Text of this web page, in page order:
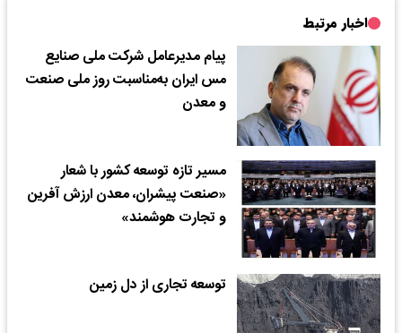
اخبار مرتبط
پیام مدیرعامل شرکت ملی صنایع
مس ایران به‌مناسبت روز ملی صنعت
و معدن
مسیر تازه توسعه کشور با شعار
«صنعت پیشران، معدن ارزش آفرین
و تجارت هوشمند»
توسعه تجاری از دل زمین